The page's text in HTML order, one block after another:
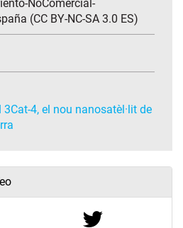
NoComercial-
(CC BY-NC-SA 3.0 ES)
4, el nou nanosatèl·lit de